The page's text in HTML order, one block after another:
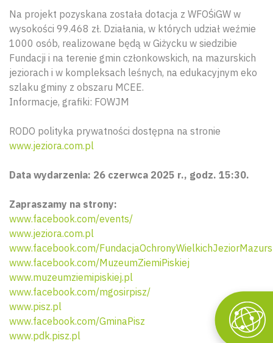
Na projekt pozyskana została dotacja z WFOŚiGW w
wysokości 99.468 zł. Działania, w których udział weźmie
1000 osób, realizowane będą w Giżycku w siedzibie
Fundacji i na terenie gmin członkowskich, na mazurskich
jeziorach i w kompleksach leśnych, na edukacyjnym eko
szlaku gminy z obszaru MCEE.
Informacje, grafiki: FOWJM
RODO polityka prywatności dostępna na stronie
www.jeziora.com.pl
Data wydarzenia: 26 czerwca 2025 r., godz. 15:30.
Zapraszamy na strony:
www.facebook.com/events/
www.jeziora.com.pl
www.facebook.com/
www.facebook.com/MuzeumZiemiPiskiej
www.muzeumziemipiskiej.pl
www.facebook.com/mgosirpisz/
www.pisz.pl
www.facebook.com/GminaPisz
www.pdk.pisz.pl